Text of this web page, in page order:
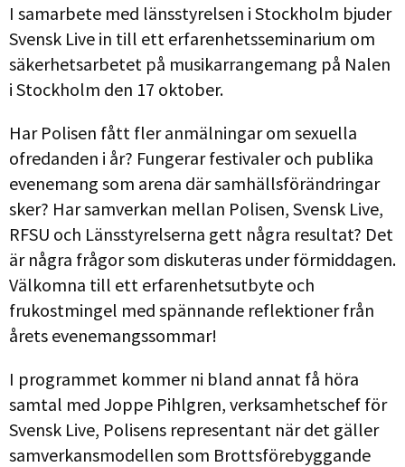
I samarbete med länsstyrelsen i Stockholm bjuder
Svensk Live in till ett erfarenhetsseminarium om
säkerhetsarbetet på musikarrangemang på Nalen
i Stockholm den 17 oktober.
Har Polisen fått fler anmälningar om sexuella
ofredanden i år? Fungerar festivaler och publika
evenemang som arena där samhällsförändringar
sker? Har samverkan mellan Polisen, Svensk Live,
RFSU och Länsstyrelserna gett några resultat? Det
är några frågor som diskuteras under förmiddagen.
Välkomna till ett erfarenhetsutbyte och
frukostmingel med spännande reflektioner från
årets evenemangssommar!
I programmet kommer ni bland annat få höra
samtal med Joppe Pihlgren, verksamhetschef för
Svensk Live, Polisens representant när det gäller
samverkansmodellen som Brottsförebyggande